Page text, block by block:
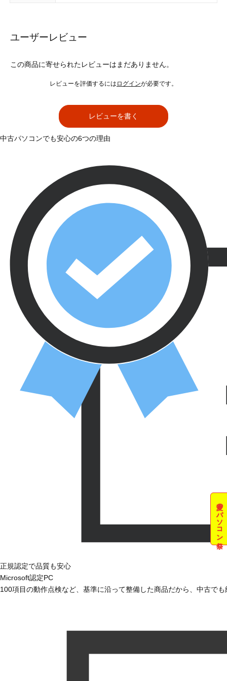
ユーザーレビュー
この商品に寄せられたレビューはまだありません。
レビューを評価するには ログインが必要です。
レビューを書く
夏のパソコン祭
中古パソコンでも安心の6つの理由
正規認定で品質も安心
Microsoft認定PC
100項目の動作点検など、基準に沿って整備した商品だから、中古で